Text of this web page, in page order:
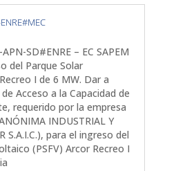
SD#ENRE – EC SAPEM
del Parque Solar
I de 6 MW. Dar a
Acceso a la Capacidad de
requerido por la empresa
INDUSTRIAL Y
S.A.I.C.), para el ingreso del
(PSFV) Arcor Recreo I